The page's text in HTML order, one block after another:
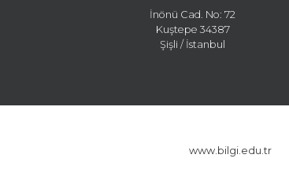
İnönü Cad. No: 72
Kuştepe 34387
Şişli / İstanbul
www.bilgi.edu.tr